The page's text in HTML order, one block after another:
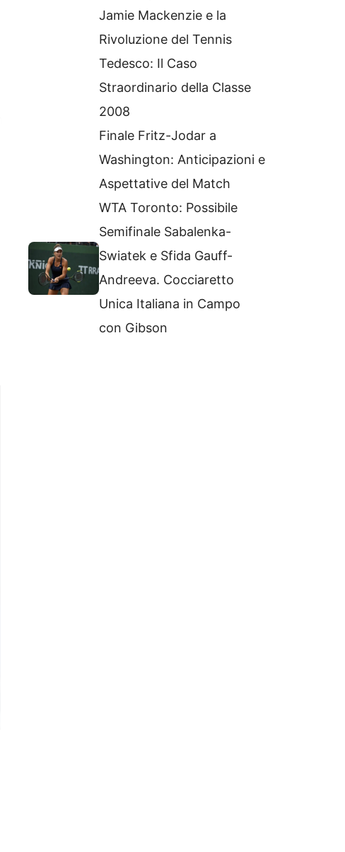
Jamie Mackenzie e la
Rivoluzione del Tennis
Tedesco: Il Caso
Straordinario della Classe
2008
Finale Fritz-Jodar a
Washington: Anticipazioni e
Aspettative del Match
WTA Toronto: Possibile
Semifinale Sabalenka-
Swiatek e Sfida Gauff-
Andreeva. Cocciaretto
Unica Italiana in Campo
con Gibson